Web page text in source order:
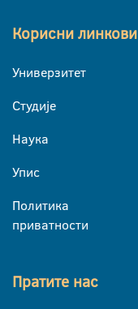
Корисни линкови
Универзитет
Студије
Наука
Упис
Политика
приватности
Пратите нас